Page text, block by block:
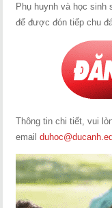
Phụ huynh và học
để được đón tiếp chu
Thông tin chi tiết, vui
email